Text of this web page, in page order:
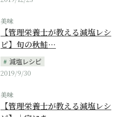
美味
【管理栄養士が教える減塩レシ
ピ】旬の秋鮭…
減塩レシピ
2019/9/30
美味
【管理栄養士が教える減塩レシ